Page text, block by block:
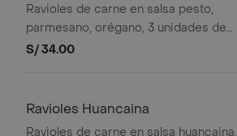
Ravioles de carne en salsa pesto,
parmesano, orégano, 3 unidades de
pan al ajo.
S/ 34.00
Ravioles Huancaina
Ravioles de carne en salsa huancaina,